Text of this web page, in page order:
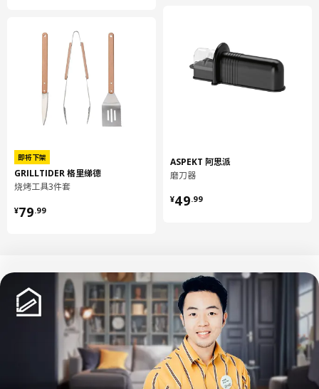
即将下架
GRILLTIDER 格里绨德
烧烤工具3件套
¥79.99
¥ 79.99
ASPEKT 阿思派
磨刀器
¥49.99
¥ 49.99
中文 English
© Inter IKEA Systems B.V. 1999-2026